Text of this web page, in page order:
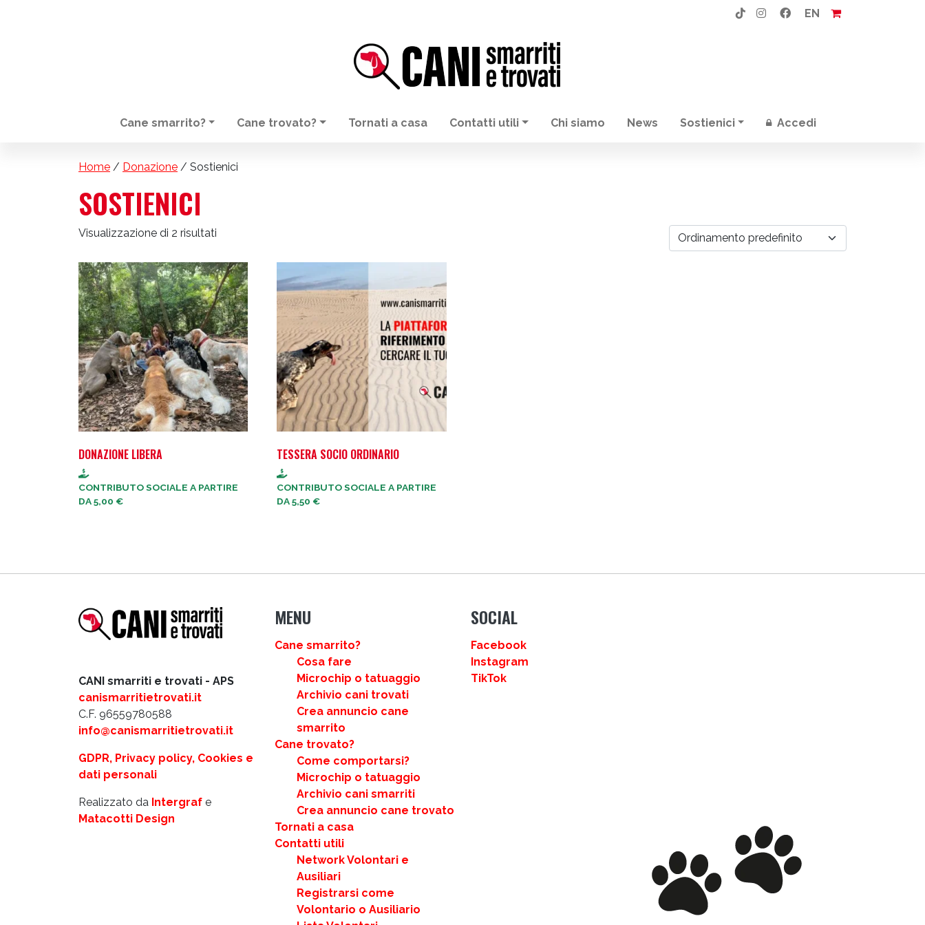
EN
NAVIGAZIONE PRINCIPALE
Cane smarrito? Cane trovato? Tornati a casa Contatti utili Chi siamo News Sostienici Accedi
Home / Donazione / Sostienici
SOSTIENICI
Visualizzazione di 2 risultati
DONAZIONE LIBERA
CONTRIBUTO SOCIALE A PARTIRE
DA5,00 €
TESSERA SOCIO ORDINARIO
CONTRIBUTO SOCIALE A PARTIRE
DA5,50 €
CANI smarriti e trovati - APS
canismarritietrovati.it
C.F. 96559780588
info@canismarritietrovati.it
GDPR, Privacy policy, Cookies e
dati personali
Realizzato da Intergraf e
Matacotti Design
MENU
Cane smarrito?
Cosa fare
Microchip o tatuaggio
Archivio cani trovati
Crea annuncio cane
smarrito
Cane trovato?
Come comportarsi?
Microchip o tatuaggio
Archivio cani smarriti
Crea annuncio cane trovato
Tornati a casa
Contatti utili
Network Volontari e
Ausiliari
Registrarsi come
Volontario o Ausiliario
SOCIAL
Facebook
Instagram
TikTok